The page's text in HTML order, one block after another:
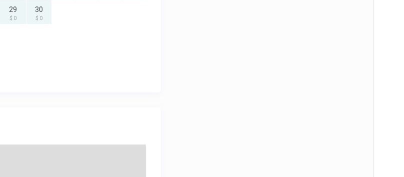
29
$ 0
30
$ 0